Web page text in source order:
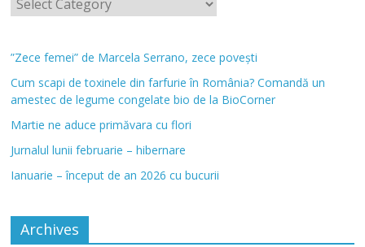
”Zece femei” de Marcela Serrano, zece povești
Cum scapi de toxinele din farfurie în România? Comandă un
amestec de legume congelate bio de la BioCorner
Martie ne aduce primăvara cu flori
Jurnalul lunii februarie – hibernare
Ianuarie – început de an 2026 cu bucurii
Archives